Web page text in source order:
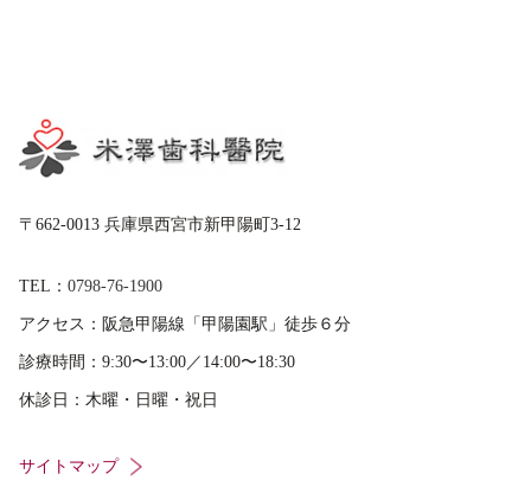
〒662-0013 兵庫県西宮市新甲陽町3-12
TEL： 0798-76-1900
アクセス： 阪急甲陽線「甲陽園駅」徒歩６分
診療時間： 9:30〜13:00／14:00〜18:30
休診日： 木曜・日曜・祝日
サイトマップ